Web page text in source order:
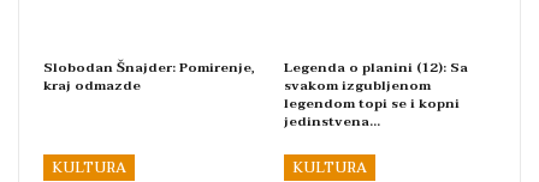
Slobodan Šnajder: Pomirenje,
kraj odmazde
Legenda o planini (12): Sa
svakom izgubljenom
legendom topi se i kopni
jedinstvena…
KULTURA KULTURA